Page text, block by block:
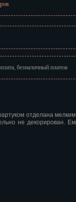
безналичный платеж
отделана
не декорирован.